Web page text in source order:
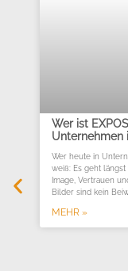
Wer ist
Unternehmen
Wer heute in
weiß: Es geht
Image, Vertrauen
Bilder sind kein
MEHR »